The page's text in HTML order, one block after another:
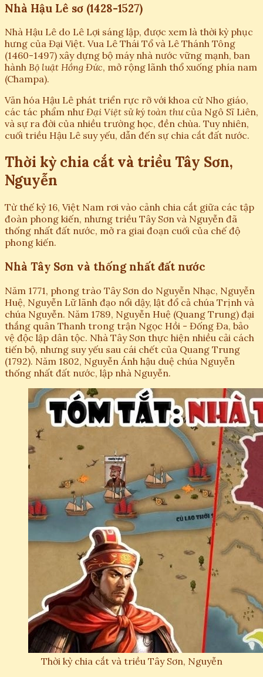
Nhà Hậu Lê sơ (1428-1527)
Nhà Hậu Lê do Lê Lợi sáng lập, được xem là thời kỳ phục
hưng của Đại Việt. Vua Lê Thái Tổ và Lê Thánh Tông
(1460-1497) xây dựng bộ máy nhà nước vững mạnh, ban
hành Bộ luật Hồng Đức, mở rộng lãnh thổ xuống phía nam
(Champa).
Văn hóa Hậu Lê phát triển rực rỡ với khoa cử Nho giáo,
các tác phẩm như Đại Việt sử ký toàn thưcủa Ngô Sĩ Liên,
và sự ra đời của nhiều trường học, đền chùa. Tuy nhiên,
cuối triều Hậu Lê suy yếu, dẫn đến sự chia cắt đất nước.
Thời kỳ chia cắt và triều Tây Sơn,
Nguyễn
Từ thế kỷ 16, Việt Nam rơi vào cảnh chia cắt giữa các tập
đoàn phong kiến, nhưng triều Tây Sơn và Nguyễn đã
thống nhất đất nước, mở ra giai đoạn cuối của chế độ
phong kiến.
Nhà Tây Sơn và thống nhất đất nước
Năm 1771, phong trào Tây Sơn do Nguyễn Nhạc, Nguyễn
Huệ, Nguyễn Lữ lãnh đạo nổi dậy, lật đổ cả chúa Trịnh và
chúa Nguyễn. Năm 1789, Nguyễn Huệ (Quang Trung) đại
thắng quân Thanh trong trận Ngọc Hồi - Đống Đa, bảo
vệ độc lập dân tộc. Nhà Tây Sơn thực hiện nhiều cải cách
tiến bộ, nhưng suy yếu sau cái chết của Quang Trung
(1792). Năm 1802, Nguyễn Ánh hậu duệ chúa Nguyễn
thống nhất đất nước, lập nhà Nguyễn.
Thời kỳ chia cắt và triều Tây Sơn, Nguyễn